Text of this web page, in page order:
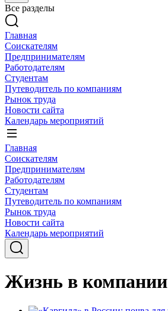
Все разделы
Главная
Соискателям
Предпринимателям
Работодателям
Студентам
Путеводитель по компаниям
Рынок труда
Новости сайта
Календарь мероприятий
Главная
Соискателям
Предпринимателям
Работодателям
Студентам
Путеводитель по компаниям
Рынок труда
Новости сайта
Календарь мероприятий
Жизнь в компании